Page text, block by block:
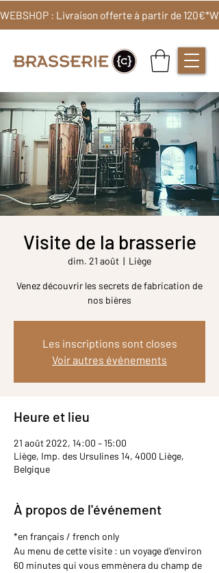
WEBSHOP : Livraison offerte à partir de 120€*
Visite de la brasserie
dim. 21 août
  |
Liège
Venez découvrir les secrets de fabrication de
nos bières
Les inscriptions sont closes
Voir autres événements
Heure et lieu
21 août 2022, 14:00 – 15:00
Liège, Imp. des Ursulines 14, 4000 Liège,
Belgique
À propos de l'événement
*en français / french only
Au menu de cette visite : un voyage d’environ
60 minutes qui vous emmènera du champ de